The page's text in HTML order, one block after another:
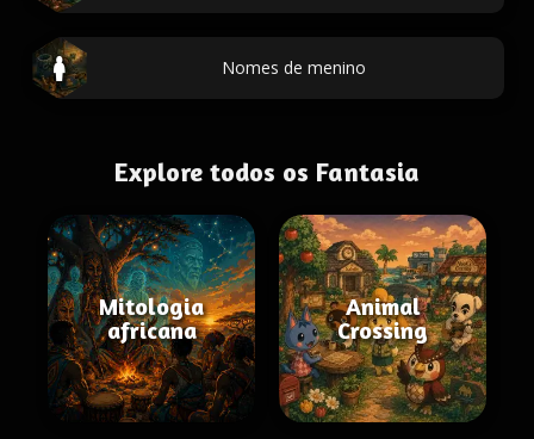
Nomes de menino
Explore todos os Fantasia
Mitologia
africana
Animal
Crossing